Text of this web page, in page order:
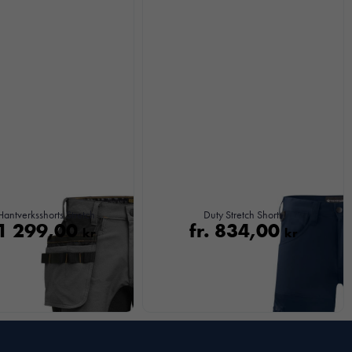
Stretch
299,00 kr
Duty Stretch Shorts
fr. 834,00 kr